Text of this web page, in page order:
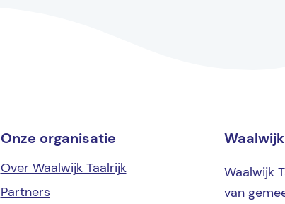
Onze organisatie
Over Waalwijk Taalrijk
Partners
Waalwijk
van